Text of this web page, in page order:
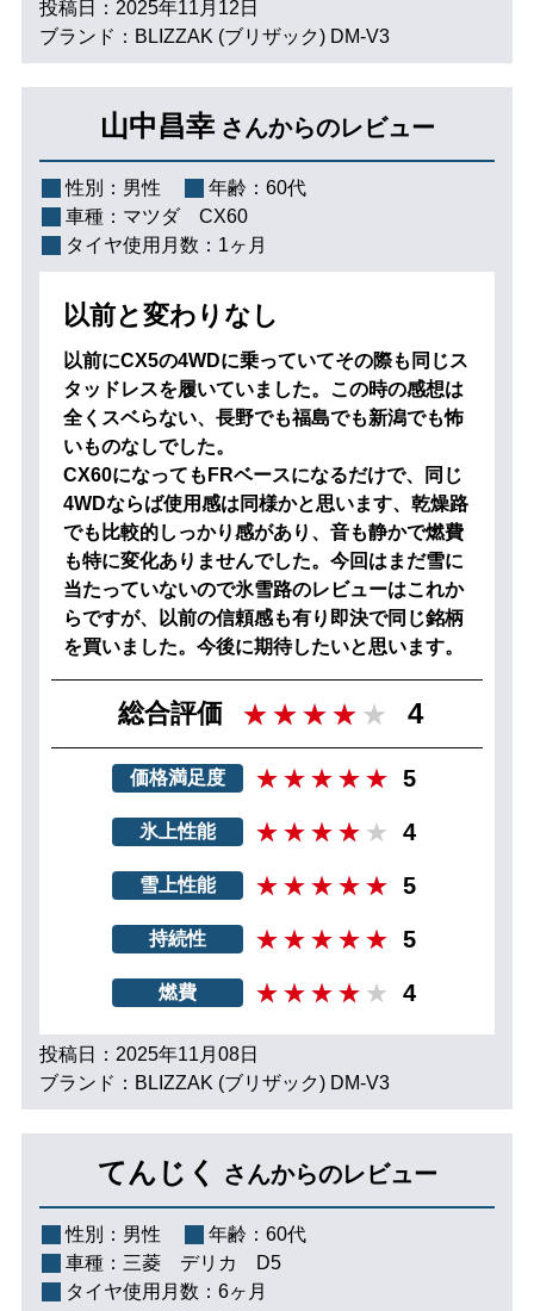
投稿日：2025年11月12日
ブランド：BLIZZAK (ブリザック) DM-V3
山中昌幸 さんからのレビュー
性別： 男性 年齢： 60代
車種： マツダ CX60
タイヤ使用月数： 1ヶ月
以前と変わりなし
以前にCX5の4WDに乗っていてその際も同じス
タッドレスを履いていました。この時の感想は
全くスベらない、長野でも福島でも新潟でも怖
いものなしでした。
CX60になってもFRベースになるだけで、同じ
4WDならば使用感は同様かと思います、乾燥路
でも比較的しっかり感があり、音も静かで燃費
も特に変化ありませんでした。今回はまだ雪に
当たっていないので氷雪路のレビューはこれか
らですが、以前の信頼感も有り即決で同じ銘柄
を買いました。今後に期待したいと思います。
総合評価 4
価格満足度 5
氷上性能 4
雪上性能 5
持続性 5
燃費 4
投稿日：2025年11月08日
ブランド：BLIZZAK (ブリザック) DM-V3
てんじく さんからのレビュー
性別： 男性 年齢： 60代
車種： 三菱 デリカ D5
タイヤ使用月数： 6ヶ月